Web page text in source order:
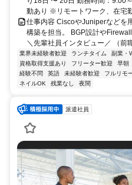
動あり ※リモートワーク、在宅
仕事内容 CiscoやJuniperなどを
構築を担当。 BGP設計や
＼先輩社員インタビュー／ （前
業界未経験者歓迎 ランチタイム 副業・
資格取得支援あり
フリーター歓迎 早朝
経験不問
英語 未経験者歓迎 フルリモ
ネイルOK
残業なし 夜間
派遣社員